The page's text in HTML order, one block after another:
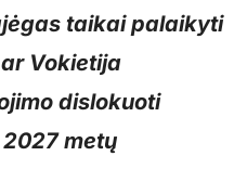
taikai palaikyti
Vokietija
dislokuoti
metų